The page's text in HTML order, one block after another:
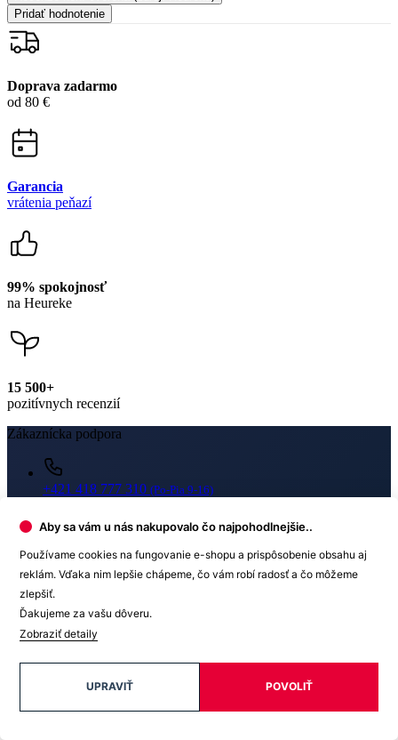
Garancia
99% spokojnosť
15 500+
Zákaznícka podpora
dotazy@cityzen.sk
Newsletter
Aby sa vám u nás nakupovalo čo najpohodlnejšie..
Používame cookies na fungovanie e-shopu a prispôsobenie obsahu aj
reklám. Vďaka nim lepšie chápeme, čo vám robí radosť a čo môžeme
zlepšiť.
Ďakujeme za vašu dôveru.
Zobraziť detaily
POVOLIŤ
UPRAVIŤ